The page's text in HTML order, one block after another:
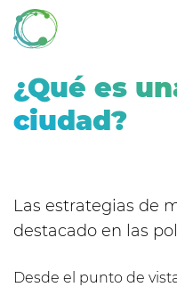
Pasar
contenido
¿Qué es
ciudad?
Las estrategias de
destacado en las
Desde el punto de